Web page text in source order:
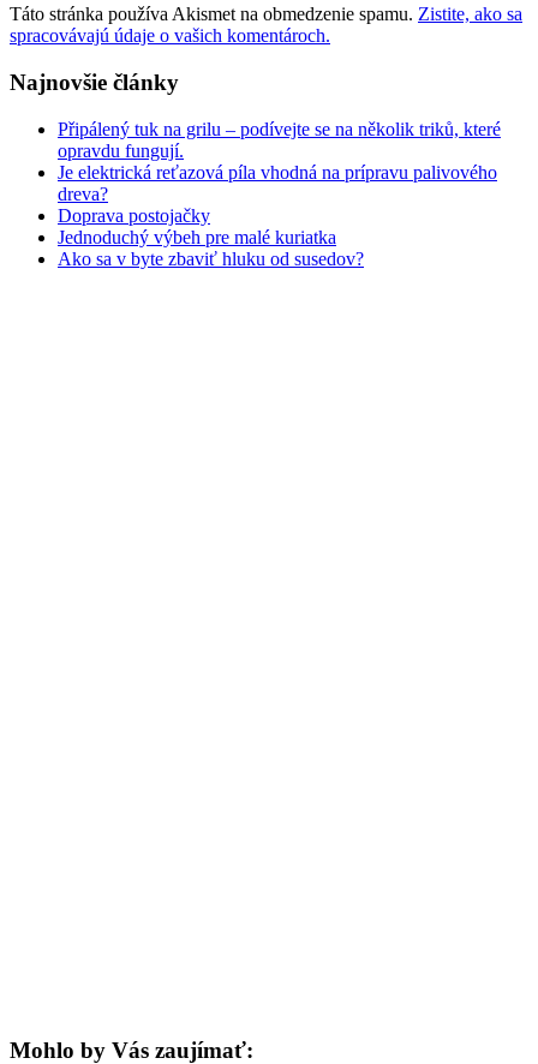
Táto stránka používa Akismet na obmedzenie spamu. Zistite, ako sa
spracovávajú údaje o vašich komentároch.
Najnovšie články
Připálený tuk na grilu – podívejte se na několik triků, které
opravdu fungují.
Je elektrická reťazová píla vhodná na prípravu palivového
dreva?
Doprava postojačky
Jednoduchý výbeh pre malé kuriatka
Ako sa v byte zbaviť hluku od susedov?
Mohlo by Vás zaujímať: